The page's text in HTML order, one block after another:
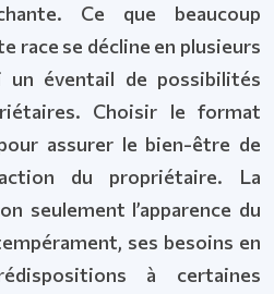
Ce que beaucoup
race se décline en plusieurs
un éventail de possibilités
Choisir le format
assurer le bien-être de
du propriétaire. La
seulement l’apparence du
ses besoins en
à certaines